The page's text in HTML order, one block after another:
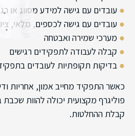
● עובדים עם גישה למידע מסווג או
● עובדים עם גישה לכספים, מלאי,
● מערכי שמירה ואבטחה
● קבלה לעבודה לתפקידים רגישים
● בדיקות תקופתיות לעובדים
כאשר התפקיד מחייב אמון, אחריות
פוליגרף מקצועית יכולה להוות
קבלת ההחלטות.